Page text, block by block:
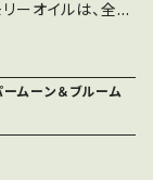
ッキーです。
寛大、正直、親
姿勢（人にも自
なたの幸せ】を思
メチャ共振共鳴
ーオイルが一体ど
ーオイルは、全て
キック力を開発
が思うより、軽く
っています。エ
ムーン＆ブルーム